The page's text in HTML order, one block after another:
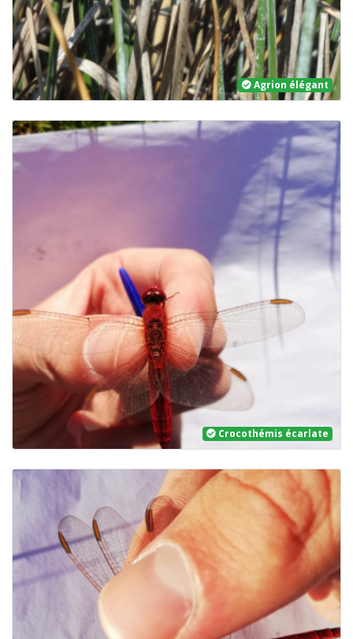
Agrion élégant
Crocothémis écarlate